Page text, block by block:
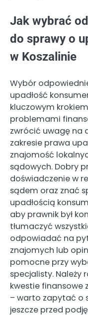
Jak wybrać
do sprawy o
w Koszalinie
Wybór
upadłość
kluczowym
problemami
zwrócić uwagę na
zakresie prawa
znajomość
sądowych. Dobry
doświadczenie w
sądem oraz znać
upadłością
aby prawnik był
tłumaczyć
odpowiadać na
znajomych lub
pomocne przy
specjalisty. Należy
kwestie finansowe
– warto zapytać o
jeszcze przed